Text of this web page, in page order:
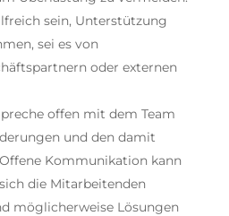
sein, Unterstützung
sei es von
oder externen
offen mit dem Team
und den damit
Kommunikation kann
die Mitarbeitenden
möglicherweise Lösungen